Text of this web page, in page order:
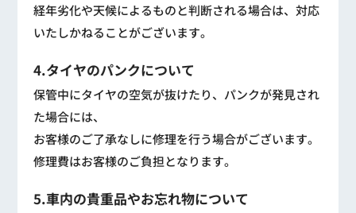
経年劣化や天候によるものと判断される場合は、対応
いたしかねることがございます。
4.タイヤのパンクについて
保管中にタイヤの空気が抜けたり、パンクが発見され
た場合には、
お客様のご了承なしに修理を行う場合がございます。
修理費はお客様のご負担となります。
5.車内の貴重品やお忘れ物について